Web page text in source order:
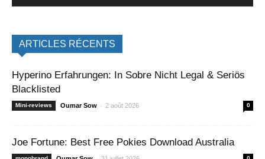
ARTICLES RÉCENTS
Hyperino Erfahrungen: In Sobre Nicht Legal & Seriös
Blacklisted
Mini-reviews Oumar Sow - 2 août 2026 0
Joe Fortune: Best Free Pokies Download Australia